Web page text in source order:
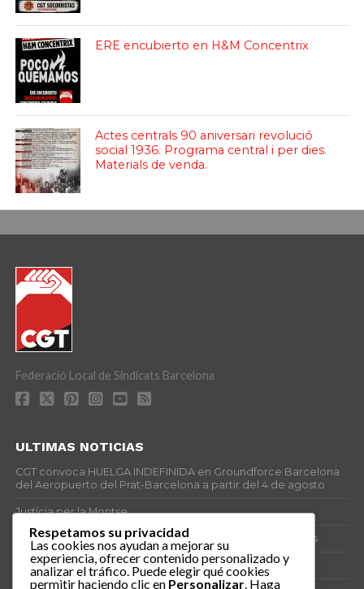
ERE encubierto en H&M Concentrix
Actes centrals 90 aniversari revolució
social 1936. Programa central i per dies.
Materials de venda.
Federació Local de Sindicats Barcelona
ULTIMAS NOTICIAS
CGT convoca HUELGA INDEFINIDA en Groundforce Barcelona
del Aeropuerto del Prat-Barcelona a partir del 4 de agosto
Justícia per la Montse
25J – Día Mundial para la Prevención de los Ahogamientos
ERE encubierto en H&M Concentrix
Respetamos su privacidad
Las cookies nos ayudan a mejorar su
experiencia, ofrecer contenido personalizado y
analizar el tráfico. Puede elegir qué cookies
permitir haciendo clic en Personalizar . Haga